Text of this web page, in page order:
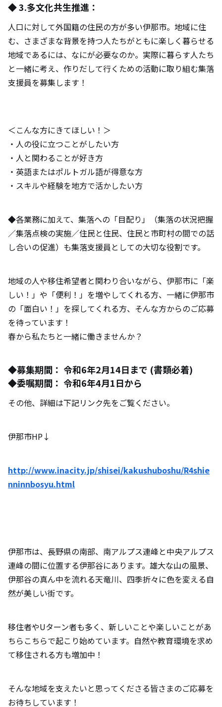
◆ 3.多文化共生推進：
人口に対して外国籍の住民の方が多い伊那市。地域に住
む、さまざまな背景を持つ人たちがともに楽しく暮らせる
地域であるには、なにが必要なのか。実際に暮らす人たち
と一緒に考え、作りだして行くための活動に取り組む集落
支援員を募集します！
＜こんな方にきてほしい！＞
・人の役に立つことがしたい方
・人と関わることが好き方
・英語またはポルトガル語が得意な方
・スキルや経験を地方で活かしたい方
◆各業務に加えて、集落への「目配り」（集落の状況把握
／集落点検の実施／住民と住民、住民と市町村の間での話
し合いの促進）も集落支援員としての大切な役割です。
地域の人や移住希望者と関わり合いながら、伊那市に「楽
しい！」や「便利！」を増やしてくれる方、一緒に伊那市
の「面白い！」を探してくれる方、そんな方からのご応募
を待っています！
春から私たちと一緒に働きませんか？
◆募集期間： 令和6年2月14日まで (書類必着)
◆委嘱期間： 令和6年4月1日から
その他、詳細は下記リンク先をご覧ください。
伊那市HP↓
http://www.inacity.jp/shisei/kakushuboshu/R4shie
nninnbosyu.html
伊那市は、長野県の南部、南アルプス連峰と中央アルプス
連峰の間に位置する伊那谷にあります。雄大な山の風景、
伊那谷の真ん中を流れる天竜川、四季折々に色を変える自
然が美しい街です。
移住者やUターン者も多く、新しいことや楽しいことがあ
ちらこちらで起こり始めています。自然や教育環境を求め
て移住される方も増加中！
そんな地域を支えたいと思ってくださる皆さまのご応募を
お待ちしています！